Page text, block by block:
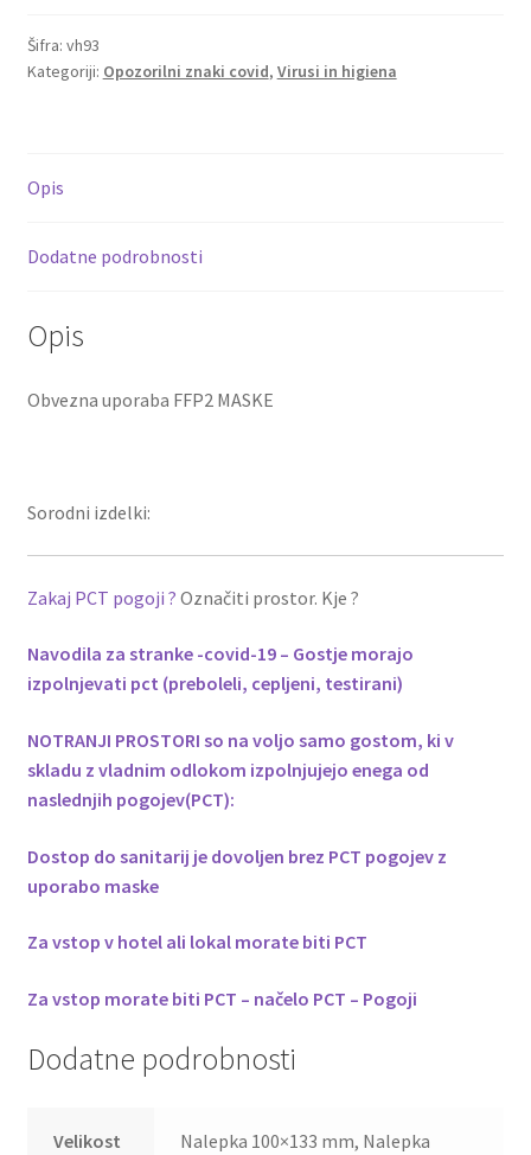
€15.40
Šifra: vh93
Kategoriji: Opozorilni znaki covid, Virusi in higiena
Opis
Dodatne podrobnosti
Opis
Obvezna uporaba FFP2 MASKE
Sorodni izdelki:
Zakaj PCT pogoji ? Označiti prostor. Kje ?
Navodila za stranke -covid-19 – Gostje morajo
izpolnjevati pct (preboleli, cepljeni, testirani)
NOTRANJI PROSTORI so na voljo samo gostom, ki v
skladu z vladnim odlokom izpolnjujejo enega od
naslednjih pogojev(PCT):
Dostop do sanitarij je dovoljen brez PCT pogojev z
uporabo maske
Za vstop v hotel ali lokal morate biti PCT
Za vstop morate biti PCT – načelo PCT – Pogoji
Dodatne podrobnosti
Velikost
Nalepka 100×133 mm, Nalepka